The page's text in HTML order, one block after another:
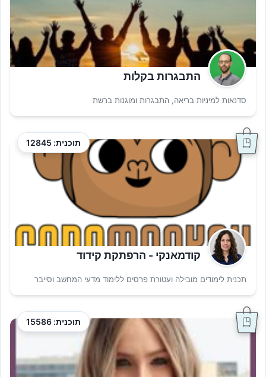
התבגרות בקלות
סדנאות למיניות בריאה, התבגרות ומוגנות ברשת
תוכנית: 12845
קודמאנקי - הרפתקת קידוד
תכנית לימודים מובילה ועטורת פרסים ללימוד מדעי המחשב וסייבר
תוכנית: 15586